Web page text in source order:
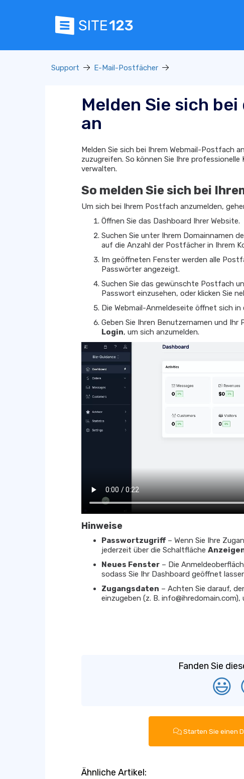
Support E-Mail-Postfächer
Melden Sie sich
an
Melden Sie sich bei Ihrem Webmail-Postfach
zuzugreifen. So können Sie Ihre
verwalten.
So melden Sie sich bei
Um sich bei Ihrem Postfach anzumelden,
Öffnen Sie das Dashboard Ihrer Website.
Suchen Sie unter Ihrem Domainnamen
auf die Anzahl der Postfächer in Ihrem
Im geöffneten Fenster werden alle
Passwörter angezeigt.
Suchen Sie das gewünschte Postfach
Passwort einzusehen, oder klicken Sie
Die Webmail-Anmeldeseite öffnet sich in
Geben Sie Ihren Benutzernamen und Ihr
Login, um sich anzumelden.
Hinweise
Passwortzugriff – Wenn Sie Ihre
jederzeit über die Schaltfläche
Neues Fenster – Die
sodass Sie Ihr Dashboard geöffnet
Zugangsdaten – Achten Sie darauf,
einzugeben (z. B.
Fanden Sie
😃
Starten Sie einen
Ähnliche Artikel: